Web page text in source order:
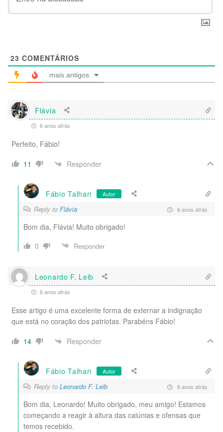
23 COMENTÁRIOS
mais antigos
Flávia
6 anos atrás
Perfeito, Fábio!
11
Responder
Fábio Talhari Autor
Reply to Flávia 6 anos atrás
Bom dia, Flávia! Muito obrigado!
0
Responder
Leonardo F. Leib
6 anos atrás
Esse artigo é uma excelente forma de externar a indignação
que está no coração dos patriotas. Parabéns Fábio!
14
Responder
Fábio Talhari Autor
Reply to Leonardo F. Leib 6 anos atrás
Bom dia, Leonardo! Muito obrigado, meu amigo! Estamos
começando a reagir à altura das calúnias e ofensas que
temos recebido.